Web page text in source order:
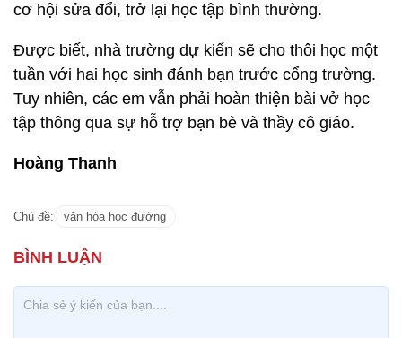
cơ hội sửa đổi, trở lại học tập bình thường.
Được biết, nhà trường dự kiến sẽ cho thôi học một
tuần với hai học sinh đánh bạn trước cổng trường.
Tuy nhiên, các em vẫn phải hoàn thiện bài vở học
tập thông qua sự hỗ trợ bạn bè và thầy cô giáo.
Hoàng Thanh
Chủ đề: văn hóa học đường